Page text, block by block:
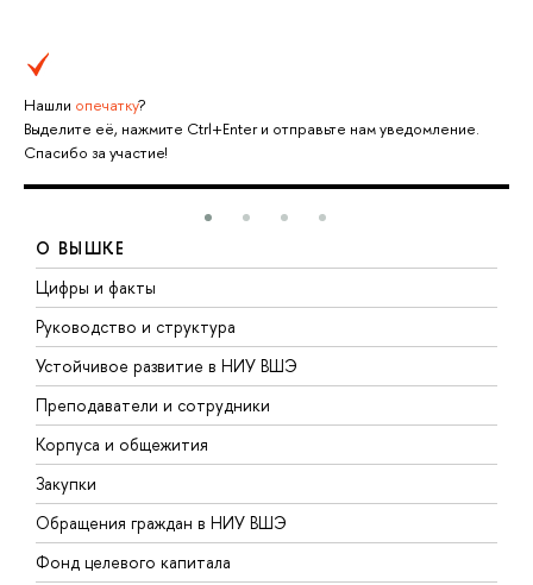
Нашли опечатку?
Выделите её, нажмите Ctrl+Enter и отправьте нам уведомление.
Спасибо за участие!
О ВЫШКЕ
Цифры и факты
Руководство и структура
Устойчивое развитие в НИУ ВШЭ
Преподаватели и сотрудники
Корпуса и общежития
Закупки
Обращения граждан в НИУ ВШЭ
Фонд целевого капитала